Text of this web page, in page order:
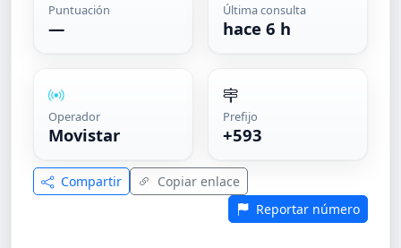
Puntuación
—
Última consulta
hace 6 h
Operador
Movistar
Prefijo
+593
Compartir
Copiar enlace
Reportar número